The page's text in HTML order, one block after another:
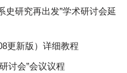
史研究再出发”学术研讨会延
更新版）详细教程
讨会”会议议程